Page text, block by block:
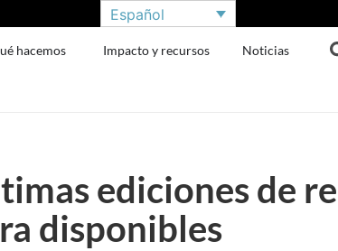
Español
hacemos Impacto y recursos Noticias
ediciones de
disponibles